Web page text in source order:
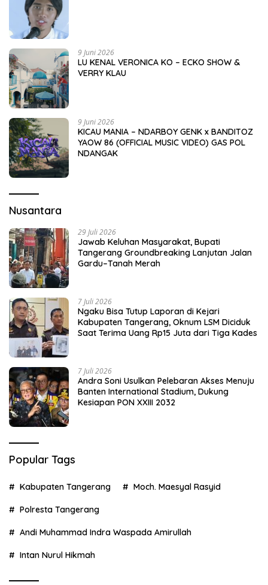
9 Juni 2026
LU KENAL VERONICA KO – ECKO SHOW &
VERRY KLAU
9 Juni 2026
KICAU MANIA – NDARBOY GENK x BANDITOZ
YAOW 86 (OFFICIAL MUSIC VIDEO) GAS POL
NDANGAK
Nusantara
29 Juli 2026
Jawab Keluhan Masyarakat, Bupati
Tangerang Groundbreaking Lanjutan Jalan
Gardu–Tanah Merah
7 Juli 2026
Ngaku Bisa Tutup Laporan di Kejari
Kabupaten Tangerang, Oknum LSM Diciduk
Saat Terima Uang Rp15 Juta dari Tiga Kades
7 Juli 2026
Andra Soni Usulkan Pelebaran Akses Menuju
Banten International Stadium, Dukung
Kesiapan PON XXIII 2032
Popular Tags
Kabupaten Tangerang Moch. Maesyal Rasyid
Polresta Tangerang
Andi Muhammad Indra Waspada Amirullah
Intan Nurul Hikmah